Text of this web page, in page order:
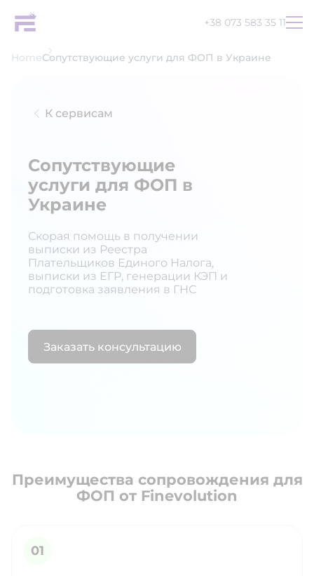
+38 073 583 35 11
UAEN RU
HomeСопутствующие услуги для ФОП в Украине
К сервисам
Сопутствующие
услуги для ФОП в
Украине
Скорая помощь в получении
выписки из Реестра
Плательщиков Единого Налога,
выписки из ЕГР, генерации КЭП и
подготовка заявления в ГНС
Заказать консультацию
Преимущества сопровождения для
ФОП от Finevolution